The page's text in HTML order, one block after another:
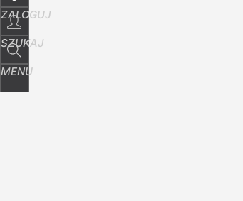
ZALOGUJ
SZUKAJ
MENU